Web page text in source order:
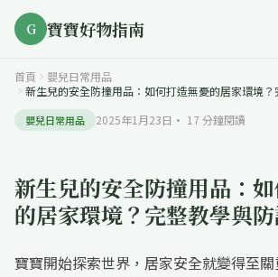
G 寶寶好物指南
首頁
嬰兒日常用品
新生兒的安全防撞用品：如何打造無憂的居家環境
嬰兒日常用品 2025年1月23日 · 17 分鐘閱讀
新生兒的安全防撞用品：
的居家環境？完整教學與
寶寶開始探索世界，居家安全就變得至